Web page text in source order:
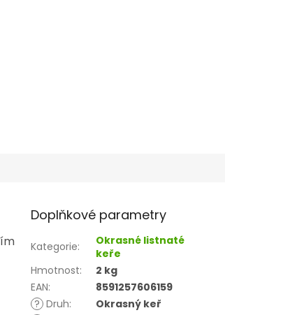
Doplňkové parametry
Kategorie:
Okrasné listnaté
keře
Hmotnost:
2 kg
EAN:
8591257606159
? Druh:
Okrasný keř